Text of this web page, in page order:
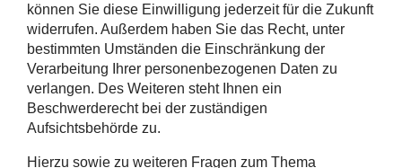
können Sie diese Einwilligung jederzeit für die Zukunft
widerrufen. Außerdem haben Sie das Recht, unter
bestimmten Umständen die Einschränkung der
Verarbeitung Ihrer personenbezogenen Daten zu
verlangen. Des Weiteren steht Ihnen ein
Beschwerderecht bei der zuständigen
Aufsichtsbehörde zu.
Hierzu sowie zu weiteren Fragen zum Thema